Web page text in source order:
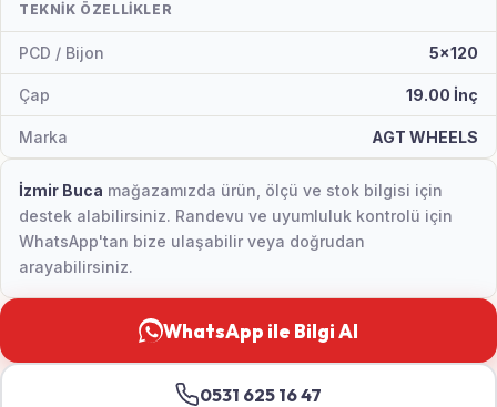
TEKNIK ÖZELLIKLER
PCD / Bijon 5x120
Çap 19.00 İnç
Marka AGT WHEELS
İzmir Buca mağazamızda ürün, ölçü ve stok bilgisi için
destek alabilirsiniz. Randevu ve uyumluluk kontrolü için
WhatsApp'tan bize ulaşabilir veya doğrudan
arayabilirsiniz.
WhatsApp ile Bilgi Al
0531 625 16 47